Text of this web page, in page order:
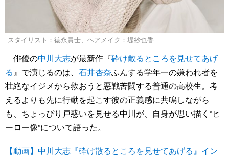
スタイリスト：徳永貴士、ヘアメイク：堤紗也香
俳優の中川大志が最新作『砕け散るところを見せてあげ
る』で演じるのは、 石井杏奈ふんする学年一の嫌われ者を
壮絶なイジメから救おうと悪戦苦闘する普通の高校生。考
えるよりも先に行動を起こす彼の正義感に共鳴しながら
も、ちょっぴり戸惑いを見せる中川が、自身が思い描く“ヒ
ーロー像”について語った。
【動画】中川大志『砕け散るところを見せてあげる』イン